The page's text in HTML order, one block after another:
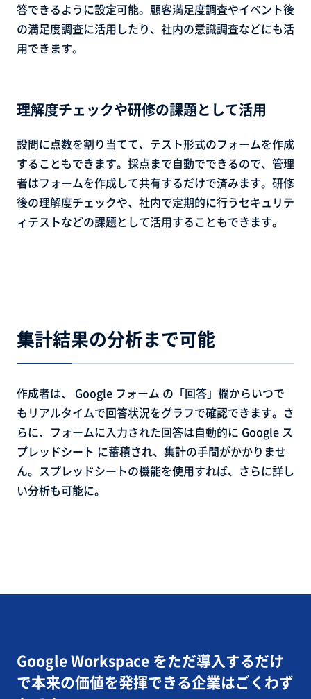
答できるように設定可能。顧客満足度調査やイベント後
の満足度調査に活用したり、社内の意識調査などにも活
用できます。
理解度チェックや研修の課題として活用
設問に点数を割り当てて、テスト形式のフォームを作成
することもできます。採点まで自動でできるので、管理
者はフォームを作成して共有するだけで済みます。研修
後の理解度チェックや、社内で定期的に行うセキュリテ
ィテストなどの課題として活用することもできます。
集計結果の分析まで可能
作成者は、 Google フォーム の「回答」欄からいつで
もリアルタイムで回答状況をグラフで確認できます。さ
らに、フォームに入力された回答は自動的に Google ス
プレッドシート に蓄積され、集計の手間がかかりませ
ん。スプレッドシートの機能を使用すれば、さらに詳し
い分析も可能に。
Google Workspace をただ導入するだけ
で本来の価値を発揮できる企業はごくわず